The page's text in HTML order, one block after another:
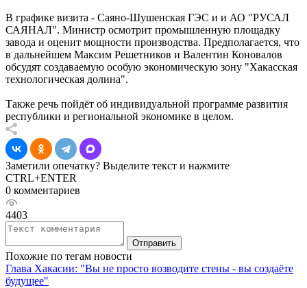
В графике визита - Саяно-Шушенская ГЭС и и АО "РУСАЛ
САЯНАЛ". Министр осмотрит промышленную площадку
завода и оценит мощности производства. Предполагается, что
в дальнейшем Максим Решетников и Валентин Коновалов
обсудят создаваемую особую экономическую зону "Хакасская
технологическая долина".
Также речь пойдёт об индивидуальной программе развития
республики и региональной экономике в целом.
Заметили опечатку? Выделите текст и нажмите
CTRL+ENTER
0 комментариев
4403
Отправить
Похожие по тегам новости
Глава Хакасии: "Вы не просто возводите стены - вы создаёте
будущее"